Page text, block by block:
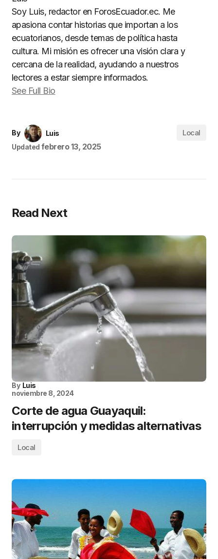
Soy Luis, redactor en ForosEcuador.ec. Me
apasiona contar historias que importan a los
ecuatorianos, desde temas de política hasta
cultura. Mi misión es ofrecer una visión clara y
cercana de la realidad, ayudando a nuestros
lectores a estar siempre informados.
See Full Bio
By
Luis
Updated febrero 13, 2025
Local
Read Next
By Luis
noviembre 8, 2024
Corte de agua Guayaquil:
interrupción y medidas alternativas
Local